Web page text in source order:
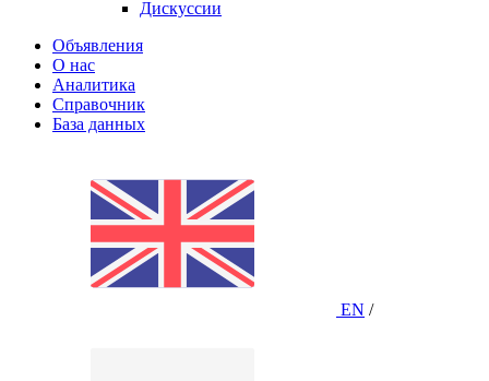
Дискуссии
Объявления
О нас
Аналитика
Справочник
База данных
EN /